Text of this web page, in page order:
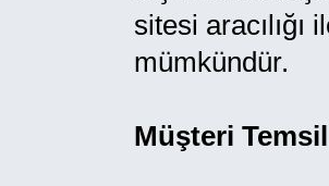
sitesi
mümkündür.
Müşteri